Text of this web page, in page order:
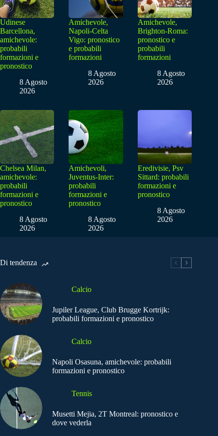
Udinese
Barcellona,
amichevole:
probabili
formazioni e
pronostico
8 Agosto
2026
Amichevole,
Napoli-Celta
Vigo: pronostico
e probabili
formazioni
8 Agosto
2026
Amichevole,
Brighton-Roma:
pronostico e
probabili
formazioni
8 Agosto
2026
Chelsea Milan,
amichevole:
probabili
formazioni e
pronostico
8 Agosto
2026
Amichevoli,
Juventus-Inter:
probabili
formazioni e
pronostico
8 Agosto
2026
Eredivisie, Psv
Sittard: probabili
formazioni e
pronostico
8 Agosto
2026
Di tendenza
Calcio
Jupiler League, Club Brugge Kortrijk:
probabili formazioni e pronostico
Calcio
Napoli Osasuna, amichevole: probabili
formazioni e pronostico
Tennis
Musetti Mejia, 2T Montreal: pronostico e
dove vederla